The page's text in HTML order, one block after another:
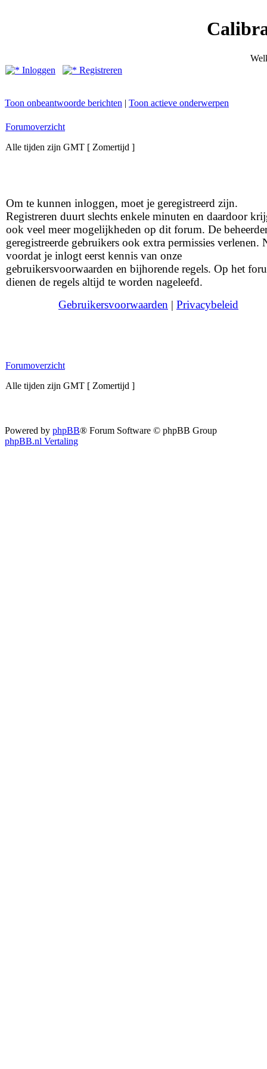
Inloggen
Registreren
Toon onbeantwoorde berichten | Toon actieve onderwerpen
Forumoverzicht
Alle tijden zijn GMT [ Zomertijd ]
Om te kunnen inloggen, moet je geregistreerd zijn.
Registreren duurt slechts enkele minuten en daardoor
ook veel meer mogelijkheden op dit forum. De
geregistreerde gebruikers ook extra permissies verlenen.
voordat je inlogt eerst kennis van onze
gebruikersvoorwaarden en bijhorende regels. Op het
dienen de regels altijd te worden nageleefd.
Gebruikersvoorwaarden | Privacybeleid
Forumoverzicht
Alle tijden zijn GMT [ Zomertijd ]
Powered by phpBB® Forum Software © phpBB Group
phpBB.nl Vertaling